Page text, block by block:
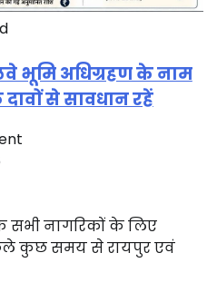
भूमि अधिग्रहण के नाम
से सावधान रहें
नागरिकों के लिए
कुछ समय से रायपुर एवं